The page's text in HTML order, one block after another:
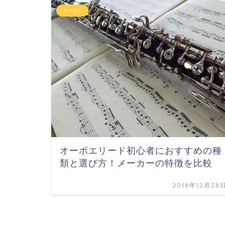
オーボエ
オーボエリード初心者におすすめの種
類と選び方！メーカーの特徴を比較
2018年12月28